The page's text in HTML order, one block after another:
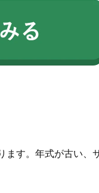
す。年式が古い、